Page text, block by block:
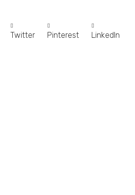
Twitter Pinterest LinkedIn